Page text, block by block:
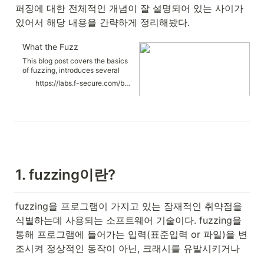
퍼징에 대한 전체적인 개념이 잘 설명되어 있는 사이가
있어서 해당 내용을 간략하게 정리해봤다.
What the Fuzz
This blog post covers the basics
of fuzzing, introduces several
fuzzing tools and outlines a
selection of recent fuzzing
https://labs.f-secure.com/blog/what-the-fuzz/
1. fuzzing이란?
fuzzing을 프로그램이 가지고 있는 잠재적인 취약점을
식별하는데 사용되는 소프트웨어 기술이다. fuzzing을
통해 프로그램에 들어가는 입력(표준입력 or 파일)을 변
조시켜 정상적인 동작이 아닌, 크래시를 유발시키거나